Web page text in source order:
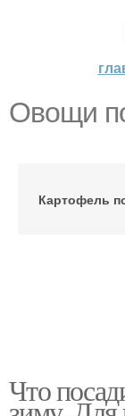
Овощи
Картофель
Что